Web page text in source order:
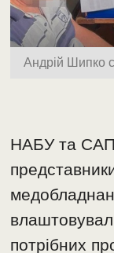
Андрій Шипко
НАБУ та
потрібних